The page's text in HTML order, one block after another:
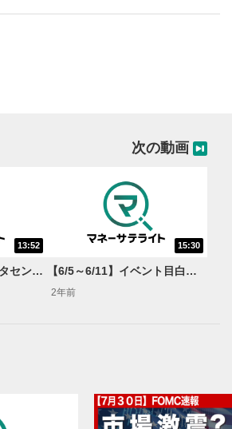
ウスを乗せると表示されます。
一時停止します。
13:52
【5/22～5/28】 データセンター急増 電力株に注目集まる !? 利下げへのラスト1マイルでリスクオン！?＜米国マーケットダイジェスト＞
次の動画
15:30
【6/5～6/11】イベント目白押し!!雇用統計・FOMCなど景気鈍化局面で…外せない銘柄は!?＜米国マーケットダイジェスト＞
2年前